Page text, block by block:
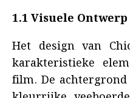
1.1 Visuele Ontwerp
Het design van
karakteristieke
film. De